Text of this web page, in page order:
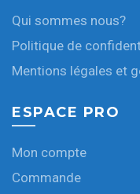
Qui sommes nous?
Politique de
Mentions légales et
ESPACE PRO
Mon compte
Commande